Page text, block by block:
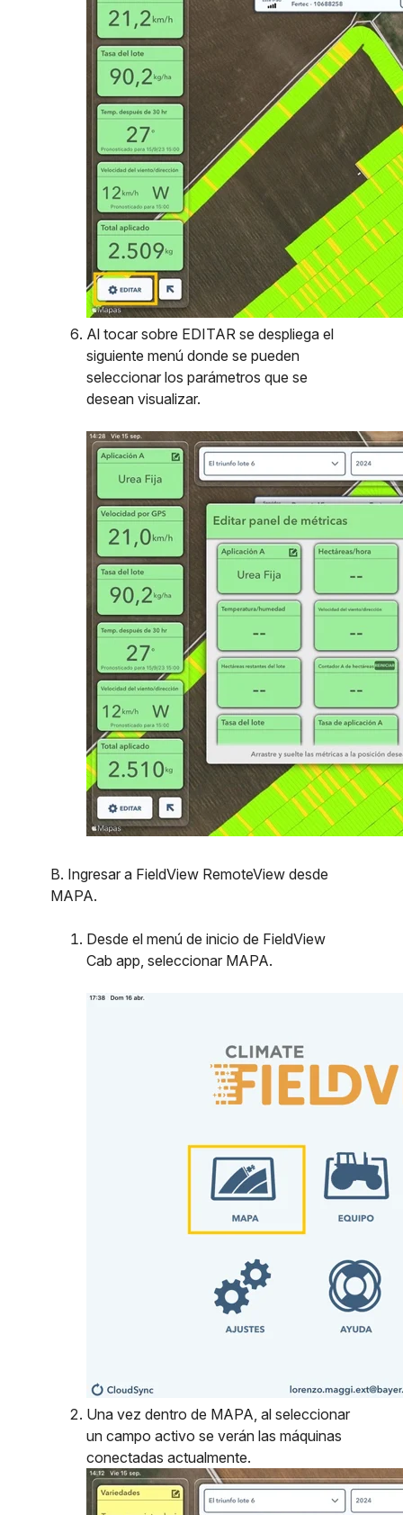
Al tocar sobre EDITAR se despliega el
siguiente menú donde se pueden
seleccionar los parámetros que se
desean visualizar.
B. Ingresar a FieldView RemoteView desde
MAPA.
Desde el menú de inicio de FieldView
Cab app, seleccionar MAPA.
Una vez dentro de MAPA, al seleccionar
un campo activo se verán las máquinas
conectadas actualmente.